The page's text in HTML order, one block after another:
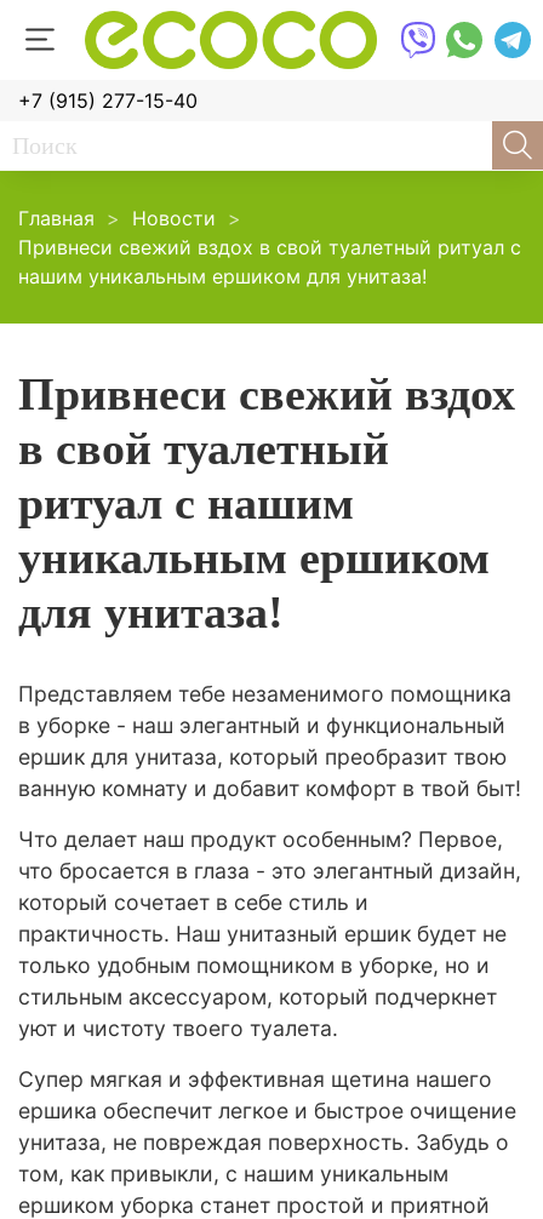
+7 (915) 277-15-40
Главная
Новости
Привнеси свежий вздох в свой туалетный ритуал с
нашим уникальным ершиком для унитаза!
Привнеси свежий вздох
в свой туалетный
ритуал с нашим
уникальным ершиком
для унитаза!
Представляем тебе незаменимого помощника
в уборке - наш элегантный и функциональный
ершик для унитаза, который преобразит твою
ванную комнату и добавит комфорт в твой быт!
Что делает наш продукт особенным? Первое,
что бросается в глаза - это элегантный дизайн,
который сочетает в себе стиль и
практичность. Наш унитазный ершик будет не
только удобным помощником в уборке, но и
стильным аксессуаром, который подчеркнет
уют и чистоту твоего туалета.
Супер мягкая и эффективная щетина нашего
ершика обеспечит легкое и быстрое очищение
унитаза, не повреждая поверхность. Забудь о
том, как привыкли, с нашим уникальным
ершиком уборка станет простой и приятной